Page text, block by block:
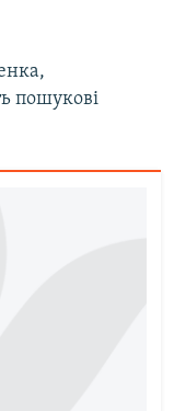
пошукові